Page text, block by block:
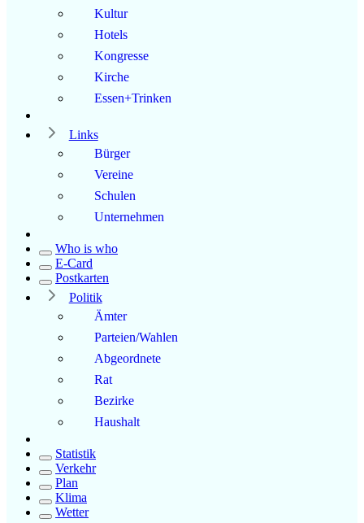
Kultur
Hotels
Kongresse
Kirche
Essen+Trinken
Links
Bürger
Vereine
Schulen
Unternehmen
Who is who
E-Card
Postkarten
Politik
Ämter
Parteien/Wahlen
Abgeordnete
Rat
Bezirke
Haushalt
Statistik
Verkehr
Plan
Klima
Wetter